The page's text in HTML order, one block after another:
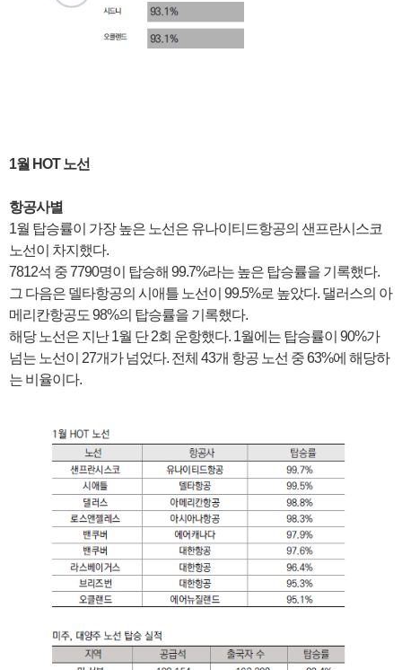
1월 HOT 노선
항공사별
1월 탑승률이 가장 높은 노선은 유나이티드항공의 샌프란시스코
노선이 차지했다.
7812석 중 7790명이 탑승해 99.7%라는 높은 탑승률을 기록했다.
그 다음은 델타항공의 시애틀 노선이 99.5%로 높았다. 댈러스의 아
메리칸항공도 98%의 탑승률을 기록했다.
해당 노선은 지난 1월 단 2회 운항했다. 1월에는 탑승률이 90%가
넘는 노선이 27개가 넘었다. 전체 43개 항공 노선 중 63%에 해당하
는 비율이다.